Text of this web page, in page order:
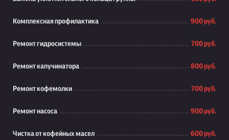
Комплексная профилактика 900 руб.
Ремонт гидросистемы 700 руб.
Ремонт капучинатора 800 руб.
Ремонт кофемолки 700 руб.
Ремонт насоса 900 руб.
Чистка от кофейных масел 600 руб.